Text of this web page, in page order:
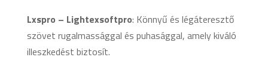
Lxspro – Lightexsoftpro: Könnyű és légáteresztő
szövet rugalmassággal és puhasággal, amely kiváló
illeszkedést biztosít.